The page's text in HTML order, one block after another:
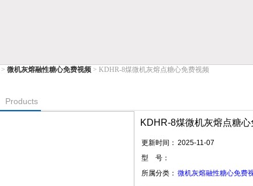
> 微机灰熔融性糖心免费视频 > KDHR-8煤微机灰熔点糖心免费视频
Products
KDHR-8煤微机灰熔点糖心
更新时间： 2025-11-07
型 号：
所属分类： 微机灰熔融性糖心免费